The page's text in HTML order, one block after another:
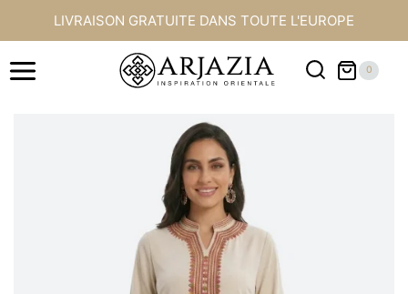
LIVRAISON GRATUITE DANS TOUTE L'EUROPE
0